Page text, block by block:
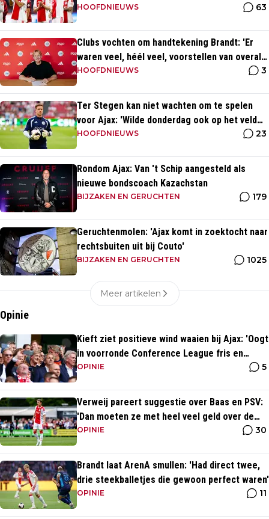
voetballer?
HOOFDNIEUWS 63
Clubs vochten om handtekening Brandt: 'Er
waren veel, héél veel, voorstellen van overal
ter wereld'
HOOFDNIEUWS 3
Ter Stegen kan niet wachten om te spelen
voor Ajax: 'Wilde donderdag ook op het veld
staan'
HOOFDNIEUWS 23
Rondom Ajax: Van 't Schip aangesteld als
nieuwe bondscoach Kazachstan
BIJZAKEN EN GERUCHTEN 179
Geruchtenmolen: 'Ajax komt in zoektocht naar
rechtsbuiten uit bij Couto'
BIJZAKEN EN GERUCHTEN 1025
Meer artikelen
Opinie
Kieft ziet positieve wind waaien bij Ajax: 'Oogt
in voorronde Conference League fris en
energiek'
OPINIE 5
Verweij pareert suggestie over Baas en PSV:
'Dan moeten ze met heel veel geld over de
brug komen'
OPINIE 30
Brandt laat ArenA smullen: 'Had direct twee,
drie steekballetjes die gewoon perfect waren'
OPINIE 11